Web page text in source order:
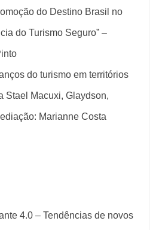
do Destino Brasil no
do Turismo Seguro” –
do turismo em territórios
Stael Macuxi, Glaydson,
Marianne Costa
4.0 – Tendências de novos